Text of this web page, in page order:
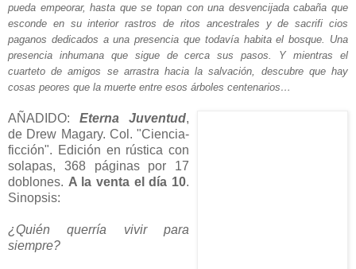
pueda empeorar, hasta que se topan con una desvencijada cabaña que
esconde en su interior rastros de ritos ancestrales y de sacrifi cios
paganos dedicados a una presencia que todavía habita el bosque. Una
presencia inhumana que sigue de cerca sus pasos. Y mientras el
cuarteto de amigos se arrastra hacia la salvación, descubre que hay
cosas peores que la muerte entre esos árboles centenarios…
AÑADIDO: Eterna Juventud,
de Drew Magary. Col. "Ciencia-
ficción". Edición en rústica con
solapas, 368 páginas por 17
doblones. A la venta el día 10.
Sinopsis:
¿Quién querría vivir para
siempre?